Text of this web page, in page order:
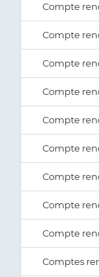
Compte
Compte
Compte
Compte
Compte
Compte
Compte
Compte
Compte
Comptes